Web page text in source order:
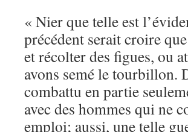
« Nier que telle est
précédent serait croire
et récolter des figues, ou
avons semé le tourbillon.
combattu en partie
avec des hommes qui ne
emploi; aussi, une telle